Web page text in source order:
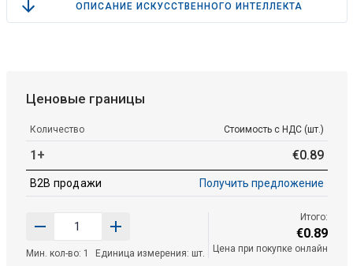
ОПИСАНИЕ ИСКУССТВЕННОГО ИНТЕЛЛЕКТА
Ценовые границы
Количество Стоимость с НДС (шт.)
1+ €0.89
B2B продажи Получить предложение
Мин. кол-во: 1 Единица измерения: шт.
Итого:
€0.89
Цена при покупке онлайн